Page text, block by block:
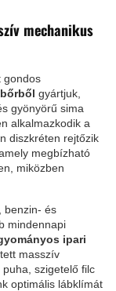
mechanikus
gondos
gyártjuk,
gyönyörű sima
alkalmazkodik a
diszkréten rejtőzik
amely megbízható
miközben
benzin- és
mindennapi
ipari
masszív
szigetelő filc
optimális lábklímát